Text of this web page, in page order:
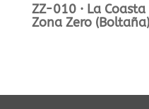
ZZ-010 · La
Zona Zero (Boltaña)